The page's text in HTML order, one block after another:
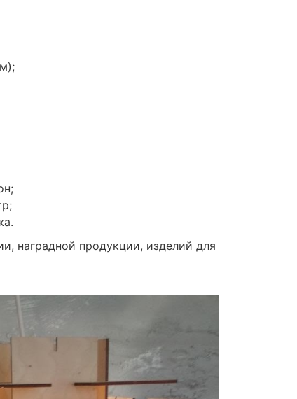
наградной продукции, изделий для